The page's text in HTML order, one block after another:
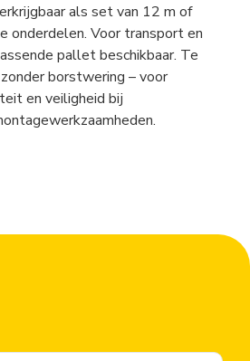
als set van 12 m of
onderdelen. Voor transport en
pallet beschikbaar. Te
borstwering – voor
en veiligheid bij